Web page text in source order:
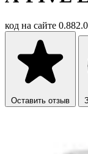
код на сайте
Оставить отзыв